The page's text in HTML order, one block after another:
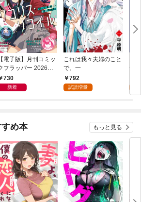
【電子版】月刊コミッ
フラッパー 2026年9
号
730
新着
これは我々夫婦のこと
で、一
792
試読増量
チ
冊
め本 もっと見る